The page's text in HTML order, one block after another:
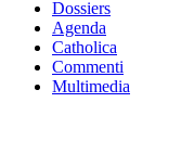
Dossiers
Agenda
Catholica
Commenti
Multimedia